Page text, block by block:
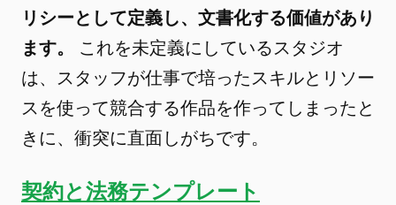
リシーとして定義し、文書化する価値があり
ます。
これを未定義にしているスタジオ
は、スタッフが仕事で培ったスキルとリソー
スを使って競合する作品を作ってしまったと
きに、衝突に直面しがちです。
契約と法務テンプレート